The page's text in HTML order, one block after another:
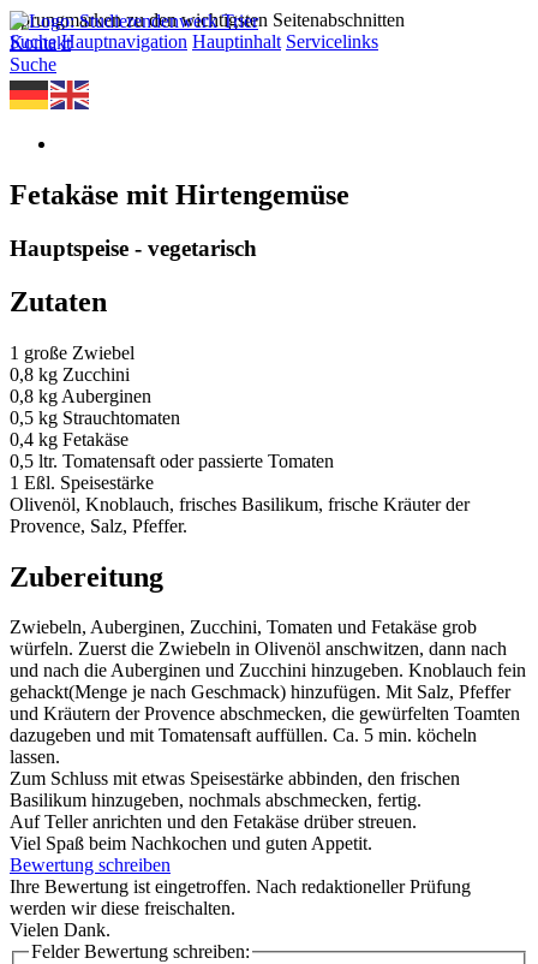
Sprungmarken zu den wichtigsten Seitenabschnitten
Suche Hauptnavigation Hauptinhalt Servicelinks
Kontakt
Suche
Fetakäse mit Hirtengemüse
Hauptspeise - vegetarisch
Zutaten
1 große Zwiebel
0,8 kg Zucchini
0,8 kg Auberginen
0,5 kg Strauchtomaten
0,4 kg Fetakäse
0,5 ltr. Tomatensaft oder passierte Tomaten
1 Eßl. Speisestärke
Olivenöl, Knoblauch, frisches Basilikum, frische Kräuter der
Provence, Salz, Pfeffer.
Zubereitung
Zwiebeln, Auberginen, Zucchini, Tomaten und Fetakäse grob
würfeln. Zuerst die Zwiebeln in Olivenöl anschwitzen, dann nach
und nach die Auberginen und Zucchini hinzugeben. Knoblauch fein
gehackt(Menge je nach Geschmack) hinzufügen. Mit Salz, Pfeffer
und Kräutern der Provence abschmecken, die gewürfelten Toamten
dazugeben und mit Tomatensaft auffüllen. Ca. 5 min. köcheln
lassen.
Zum Schluss mit etwas Speisestärke abbinden, den frischen
Basilikum hinzugeben, nochmals abschmecken, fertig.
Auf Teller anrichten und den Fetakäse drüber streuen.
Viel Spaß beim Nachkochen und guten Appetit.
Bewertung schreiben
Ihre Bewertung ist eingetroffen. Nach redaktioneller Prüfung
werden wir diese freischalten.
Vielen Dank.
Felder Bewertung schreiben: